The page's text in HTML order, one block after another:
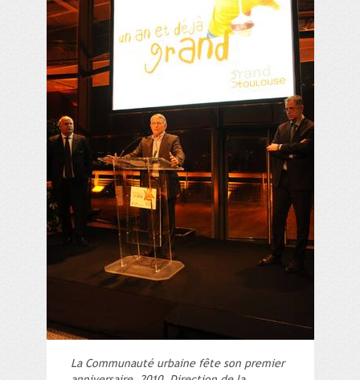
La Communauté urbaine fête son premier